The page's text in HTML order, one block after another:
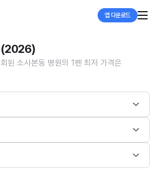
앱 다운로드
(2026)
된 소사본동 병원의 1펜 최저 가격은